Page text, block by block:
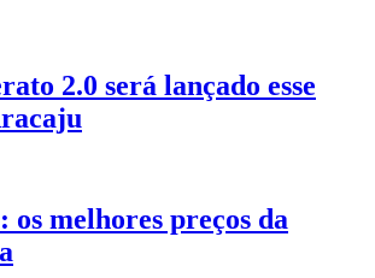
2.0 será lançado esse
os melhores preços da